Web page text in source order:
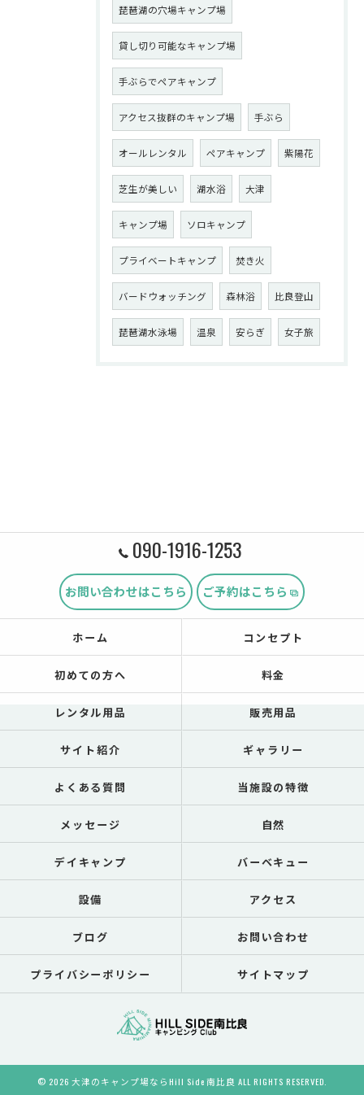
琵琶湖の穴場キャンプ場
貸し切り可能なキャンプ場
手ぶらでペアキャンプ
アクセス抜群のキャンプ場 手ぶら
オールレンタル ペアキャンプ 紫陽花
芝生が美しい 湖水浴 大津
キャンプ場 ソロキャンプ
プライベートキャンプ 焚き火
バードウォッチング 森林浴 比良登山
琵琶湖水泳場 温泉 安らぎ 女子旅
090-1916-1253
お問い合わせはこちら ご予約はこちら
ホーム コンセプト
初めての方へ 料金
レンタル用品 販売用品
サイト紹介 ギャラリー
よくある質問 当施設の特徴
メッセージ 自然
デイキャンプ バーベキュー
設備 アクセス
ブログ お問い合わせ
プライバシーポリシー サイトマップ
© 2026 大津のキャンプ場ならHill Side 南比良 ALL RIGHTS RESERVED.